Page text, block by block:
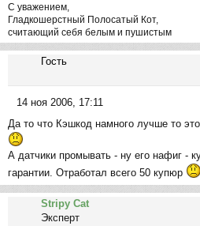
С уважением,
Гладкошерстный Полосатый Кот,
считающий себя белым и пушистым
Гость
о
о
б
щ
е
14 ноя 2006, 17:11
Да то что Кэшкод намного лучше то
А датчики промывать - ну его нафиг -
гарантии. Отработал всего 50 купюр
Stripy Cat
Эксперт